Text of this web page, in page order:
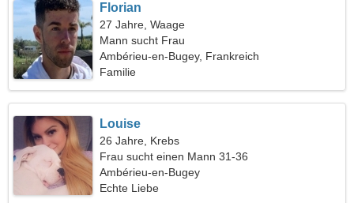
Florian
27 Jahre, Waage
Mann sucht Frau
Ambérieu-en-Bugey, Frankreich
Familie
Louise
26 Jahre, Krebs
Frau sucht einen Mann 31-36
Ambérieu-en-Bugey
Echte Liebe